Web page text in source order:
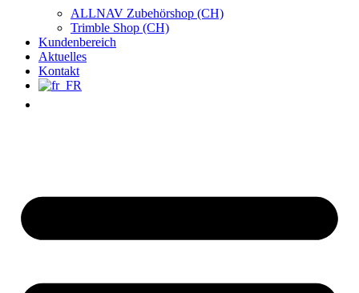
ALLNAV Zubehörshop (CH)
Trimble Shop (CH)
Kundenbereich
Aktuelles
Kontakt